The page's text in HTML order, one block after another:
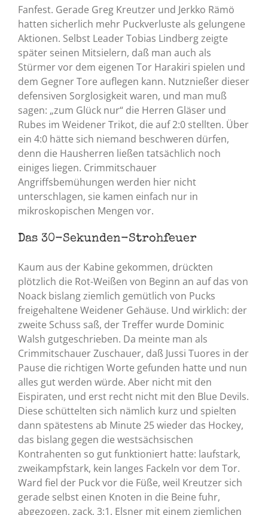
Fanfest. Gerade Greg Kreutzer und Jerkko Rämö
hatten sicherlich mehr Puckverluste als gelungene
Aktionen. Selbst Leader Tobias Lindberg zeigte
später seinen Mitsielern, daß man auch als
Stürmer vor dem eigenen Tor Harakiri spielen und
dem Gegner Tore auflegen kann. Nutznießer dieser
defensiven Sorglosigkeit waren, und man muß
sagen: „zum Glück nur“ die Herren Gläser und
Rubes im Weidener Trikot, die auf 2:0 stellten. Über
ein 4:0 hätte sich niemand beschweren dürfen,
denn die Hausherren ließen tatsächlich noch
einiges liegen. Crimmitschauer
Angriffsbemühungen werden hier nicht
unterschlagen, sie kamen einfach nur in
mikroskopischen Mengen vor.
Das 30-Sekunden-Strohfeuer
Kaum aus der Kabine gekommen, drückten
plötzlich die Rot-Weißen von Beginn an auf das von
Noack bislang ziemlich gemütlich von Pucks
freigehaltene Weidener Gehäuse. Und wirklich: der
zweite Schuss saß, der Treffer wurde Dominic
Walsh gutgeschrieben. Da meinte man als
Crimmitschauer Zuschauer, daß Jussi Tuores in der
Pause die richtigen Worte gefunden hatte und nun
alles gut werden würde. Aber nicht mit den
Eispiraten, und erst recht nicht mit den Blue Devils.
Diese schüttelten sich nämlich kurz und spielten
dann spätestens ab Minute 25 wieder das Hockey,
das bislang gegen die westsächsischen
Kontrahenten so gut funktioniert hatte: laufstark,
zweikampfstark, kein langes Fackeln vor dem Tor.
Ward fiel der Puck vor die Füße, weil Kreutzer sich
gerade selbst einen Knoten in die Beine fuhr,
abgezogen, zack, 3:1. Elsner mit einem ziemlichen